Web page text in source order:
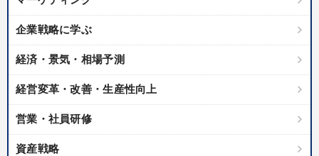
企業戦略に学ぶ
経済・景気・相場予測
経営変革・改善・生産性向上
営業・社員研修
資産戦略